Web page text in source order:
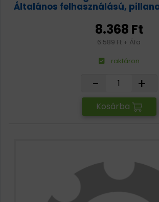
Általános felhasználású,
8.368 Ft
6.589 Ft + Áfa
raktáron
- +
Kosárba